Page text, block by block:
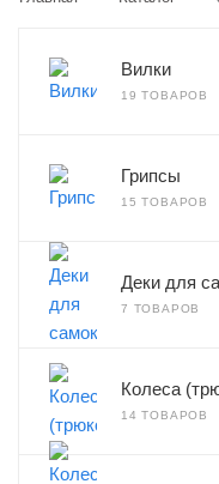
Вилки
19 ТОВАРОВ
Грипсы
15 ТОВАРОВ
Деки для
7 ТОВАРОВ
Колеса
14 ТОВАРОВ